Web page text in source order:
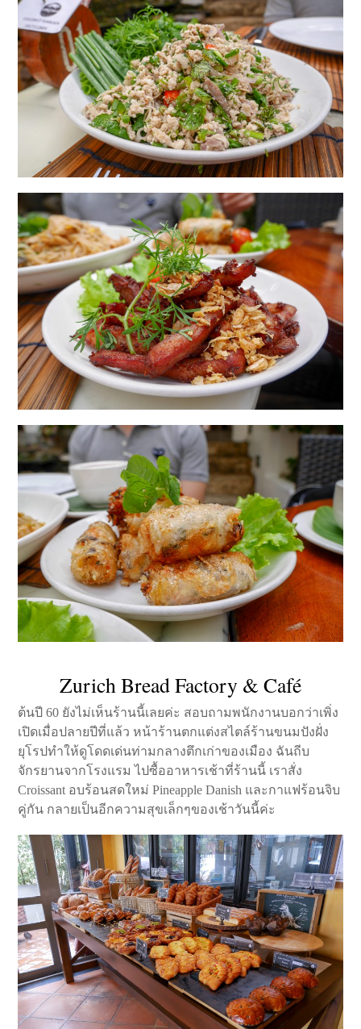
Zurich Bread Factory & Café
ต้นปี 60 ยังไม่เห็นร้านนี้เลยค่ะ สอบถามพนักงานบอกว่าเพิ่ง
เปิดเมื่อปลายปีที่แล้ว หน้าร้านตกแต่งสไตล์ร้านขนมปังฝั่ง
ยุโรปทำให้ดูโดดเด่นท่ามกลางตึกเก่าของเมือง ฉันถีบ
จักรยานจากโรงแรม ไปซื้ออาหารเช้าที่ร้านนี้ เราสั่ง
Croissant อบร้อนสดใหม่ Pineapple Danish และกาแฟร้อนจิบ
คู่กัน กลายเป็นอีกความสุขเล็กๆของเช้าวันนี้ค่ะ